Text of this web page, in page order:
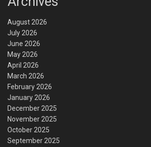
August 2026
July 2026
June 2026
May 2026
April 2026
March 2026
February 2026
January 2026
December 2025
November 2025
October 2025
September 2025